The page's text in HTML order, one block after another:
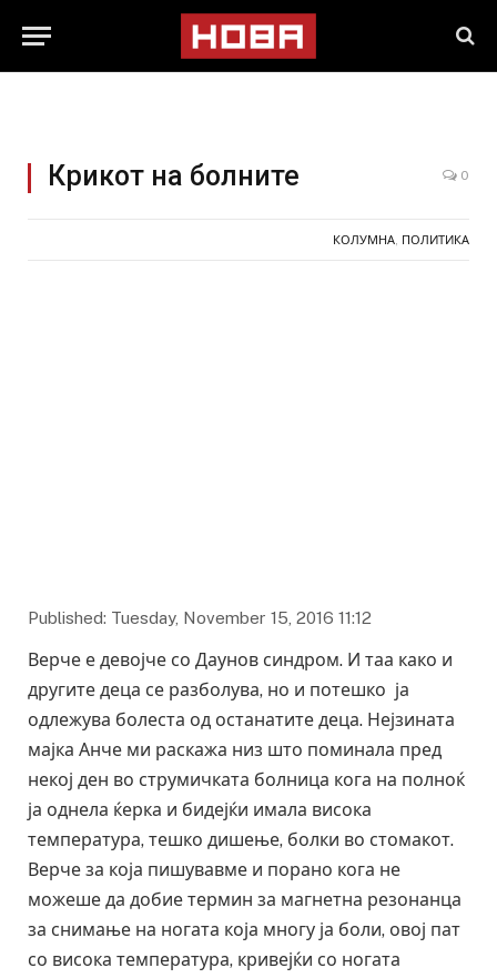
Крикот на болните 0
КОЛУМНА ПОЛИТИКА
Published: Tuesday, November 15, 2016 11:12
Верче е девојче со Даунов синдром. И таа како и
другите деца се разболува, но и потешко ја
одлежува болеста од останатите деца. Нејзината
мајка Анче ми раскажа низ што поминала пред
некој ден во струмичката болница кога на полноќ
ја однела ќерка и бидејќи имала висока
температура, тешко дишење, болки во стомакот.
Верче за која пишувавме и порано кога не
можеше да добие термин за магнетна резонанца
за снимање на ногата која многу ја боли, овој пат
со висока температура, кривејќи со ногата